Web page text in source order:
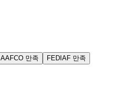
AAFCO 만족
FEDIAF 만족